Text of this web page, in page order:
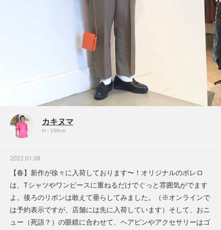
カキヌマ
H：158cm
2022.01.08
【春】新作が徐々に入荷しております〜！オリジナルのボレロ
は、Tシャツやワンピースに重ねるだけでぐっと雰囲気がでます
よ。後ろのリボンは敢えて垂らしてみました。（※オンラインで
は予約表示ですが、店舗には先に入荷しています）そして、おニ
ュー（死語？）の眼鏡に合わせて、ヘアピンやアクセサリーはゴ